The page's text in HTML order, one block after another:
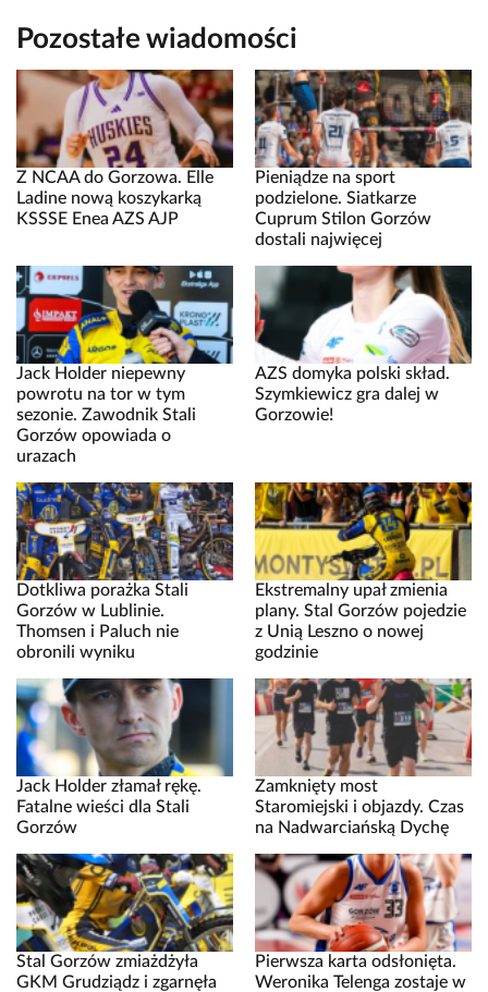
Pozostałe wiadomości
Z NCAA do Gorzowa. Elle
Ladine nową koszykarką
KSSSE Enea AZS AJP
Pieniądze na sport
podzielone. Siatkarze
Cuprum Stilon Gorzów
dostali najwięcej
Jack Holder niepewny
powrotu na tor w tym
sezonie. Zawodnik Stali
Gorzów opowiada o
urazach
AZS domyka polski skład.
Szymkiewicz gra dalej w
Gorzowie!
Dotkliwa porażka Stali
Gorzów w Lublinie.
Thomsen i Paluch nie
obronili wyniku
Ekstremalny upał zmienia
plany. Stal Gorzów pojedzie
z Unią Leszno o nowej
godzinie
Jack Holder złamał rękę.
Fatalne wieści dla Stali
Gorzów
Zamknięty most
Staromiejski i objazdy. Czas
na Nadwarciańską Dychę
Stal Gorzów zmiażdżyła
GKM Grudziądz i zgarnęła
Pierwsza karta odsłonięta.
Weronika Telenga zostaje w